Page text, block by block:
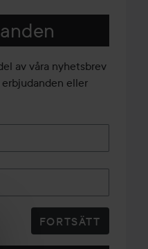
av våra nyhetsbrev
eller
FORTSÄTT